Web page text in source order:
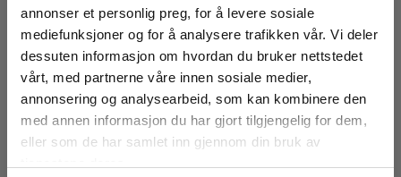
annonser et personlig preg, for å levere sosiale
mediefunksjoner og for å analysere trafikken vår. Vi deler
dessuten informasjon om hvordan du bruker nettstedet
vårt, med partnerne våre innen sosiale medier,
annonsering og analysearbeid, som kan kombinere den
med annen informasjon du har gjort tilgjengelig for dem,
eller som de har samlet inn gjennom din bruk av
Tekniske Data:
Dimensioner